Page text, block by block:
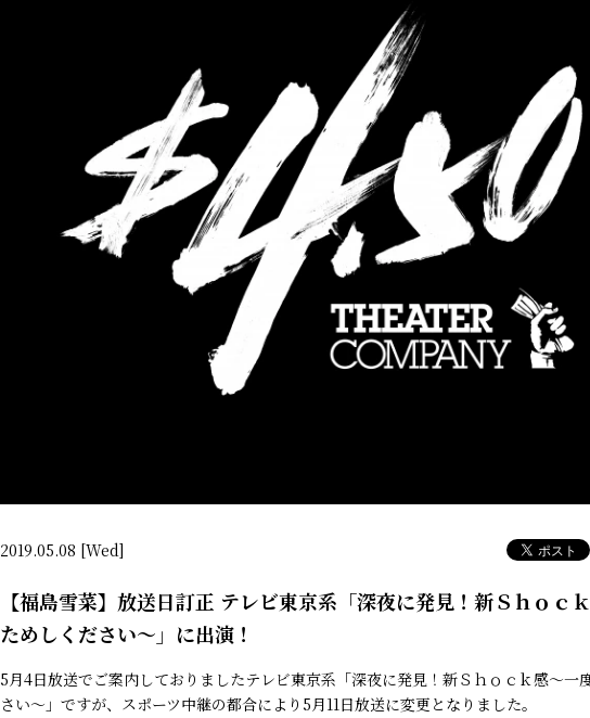
2019.05.08 [Wed]
【福島雪菜】放送日訂正 テレビ東京系「深夜に発見！新Ｓｈｏｃ
ためしください～」に出演！
5月4日放送でご案内しておりましたテレビ東京系「深夜に発見！新Ｓｈｏｃｋ感～一
さい～」ですが、スポーツ中継の都合により5月11日放送に変更となりました。